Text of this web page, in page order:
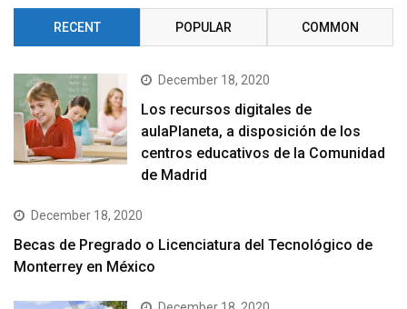
RECENT POPULAR COMMON
December 18, 2020
Los recursos digitales de
aulaPlaneta, a disposición de los
centros educativos de la Comunidad
de Madrid
December 18, 2020
Becas de Pregrado o Licenciatura del Tecnológico de
Monterrey en México